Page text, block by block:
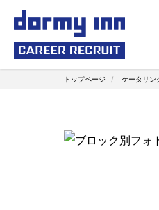
トップページ ケータリン